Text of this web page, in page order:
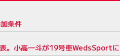
条件
。小高一斗が19号車WedsSport